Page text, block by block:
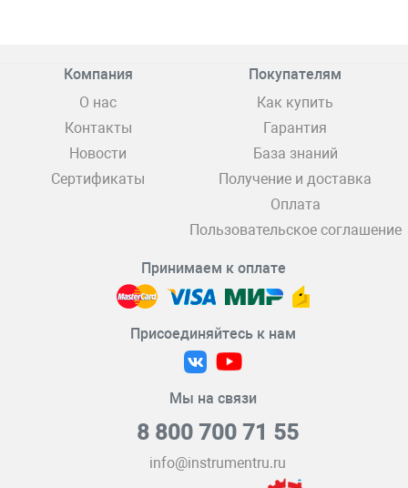
Компания
О нас
Контакты
Новости
Сертификаты
Покупателям
Как купить
Гарантия
База знаний
Получение и доставка
Оплата
Пользовательское соглашение
Принимаем к оплате
Присоединяйтесь к нам
Мы на связи
8 800 700 71 55
info@instrumentru.ru